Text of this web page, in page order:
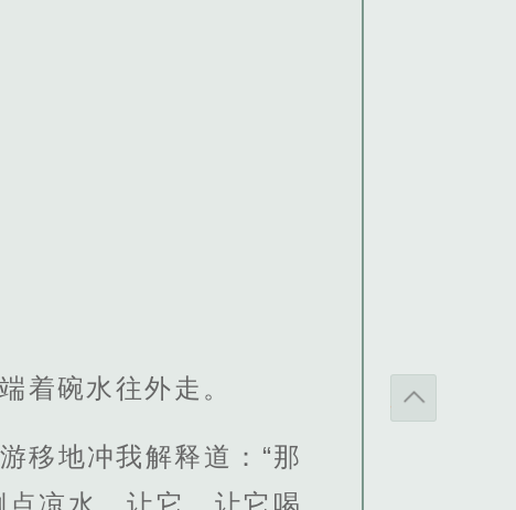
着碗水往外走。
移地冲我解释道：“那